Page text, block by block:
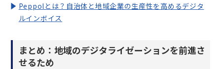
Peppolとは？自治体と地域企業の生産性を高めるデジタ
ルインボイス
まとめ：地域のデジタライゼーションを前進さ
せるため